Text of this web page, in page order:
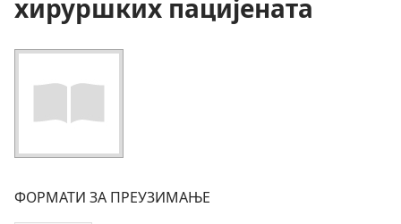
хируршких пацијената
ФОРМАТИ ЗА ПРЕУЗИМАЊЕ